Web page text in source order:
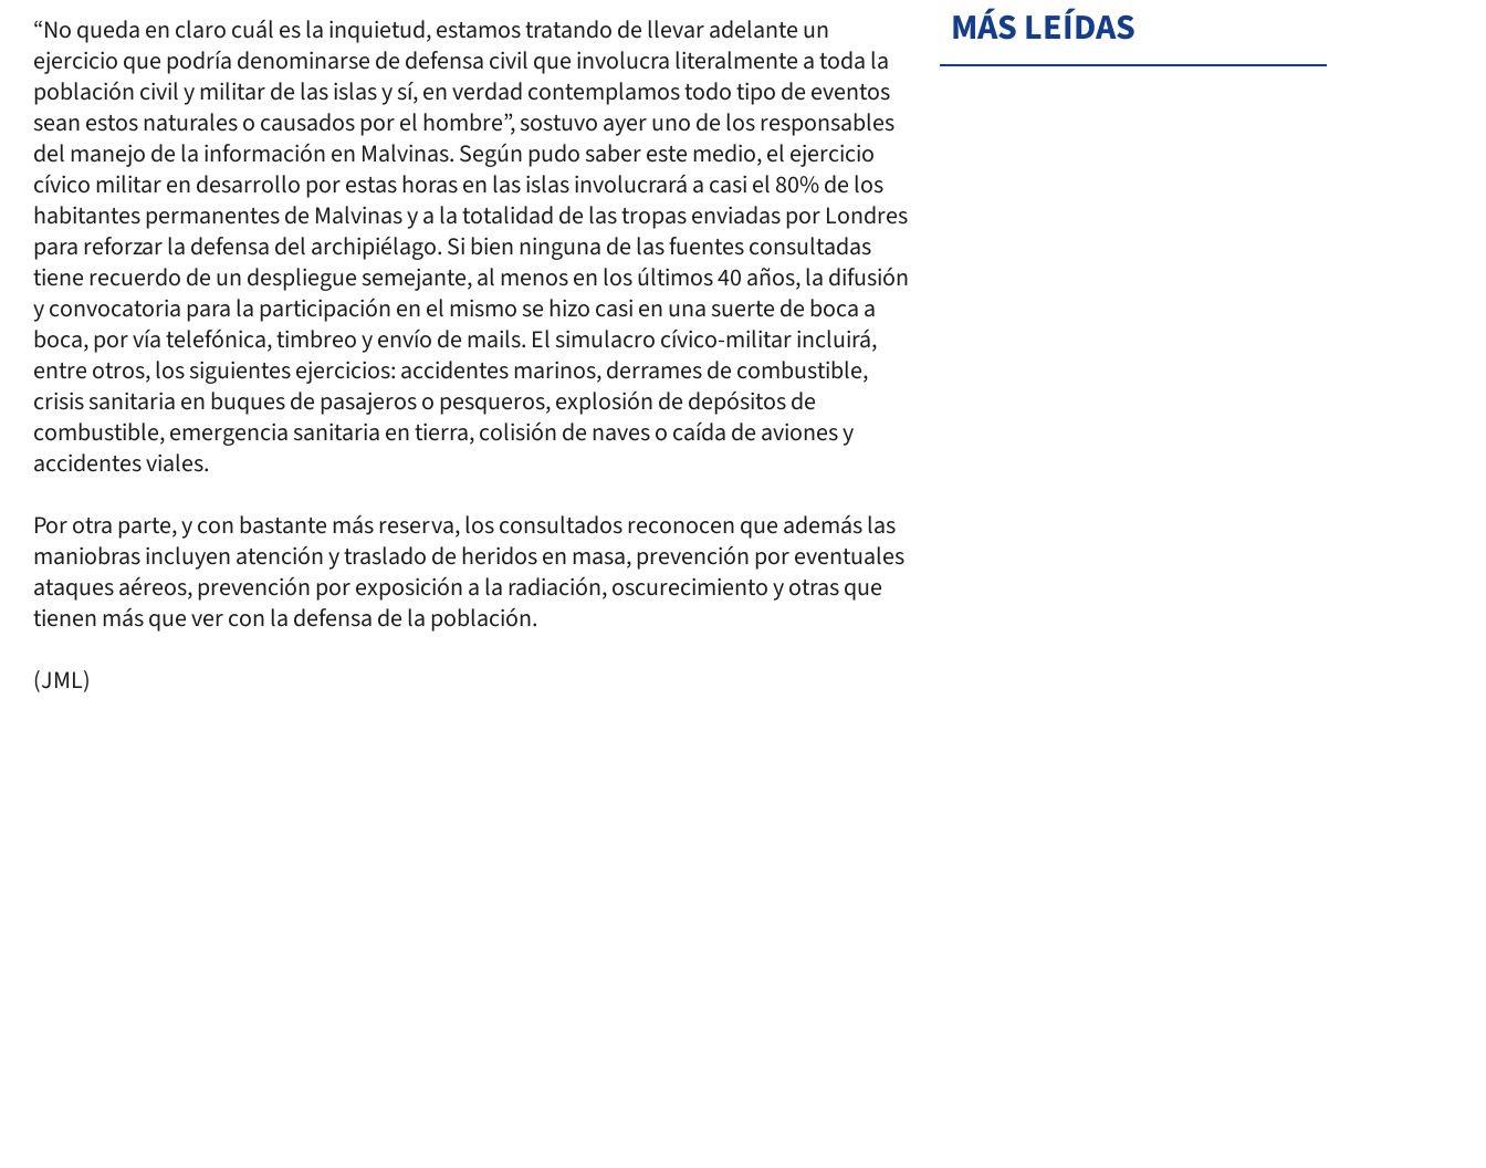
“No queda en claro cuál es la inquietud, estamos tratando de llevar adelante un
ejercicio que podría denominarse de defensa civil que involucra literalmente a toda la
población civil y militar de las islas y sí, en verdad contemplamos todo tipo de eventos
sean estos naturales o causados por el hombre”, sostuvo ayer uno de los responsables
del manejo de la información en Malvinas. Según pudo saber este medio, el ejercicio
cívico militar en desarrollo por estas horas en las islas involucrará a casi el 80% de los
habitantes permanentes de Malvinas y a la totalidad de las tropas enviadas por Londres
para reforzar la defensa del archipiélago. Si bien ninguna de las fuentes consultadas
tiene recuerdo de un despliegue semejante, al menos en los últimos 40 años, la difusión
y convocatoria para la participación en el mismo se hizo casi en una suerte de boca a
boca, por vía telefónica, timbreo y envío de mails. El simulacro cívico-militar incluirá,
entre otros, los siguientes ejercicios: accidentes marinos, derrames de combustible,
crisis sanitaria en buques de pasajeros o pesqueros, explosión de depósitos de
combustible, emergencia sanitaria en tierra, colisión de naves o caída de aviones y
accidentes viales.
Por otra parte, y con bastante más reserva, los consultados reconocen que además las
maniobras incluyen atención y traslado de heridos en masa, prevención por eventuales
ataques aéreos, prevención por exposición a la radiación, oscurecimiento y otras que
tienen más que ver con la defensa de la población.
(JML)
MÁS LEÍDAS